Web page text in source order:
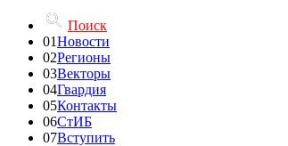
Поиск
01Новости
02Регионы
03Векторы
04Гвардия
05Контакты
06СтИБ
07Вступить